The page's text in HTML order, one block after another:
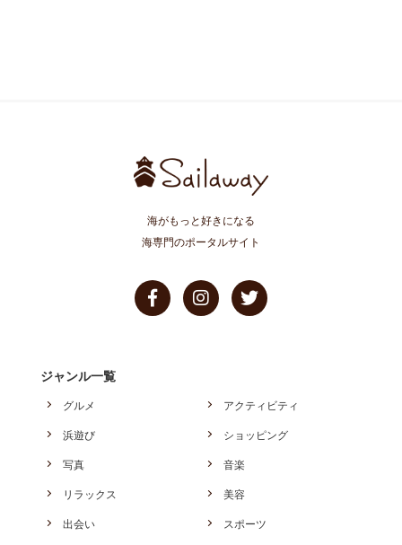
海がもっと好きになる
海専門のポータルサイト
ジャンル一覧
グルメ アクティビティ
浜遊び ショッピング
写真 音楽
リラックス 美容
出会い スポーツ